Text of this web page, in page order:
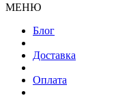
МЕНЮ
Блог
Доставка
Оплата